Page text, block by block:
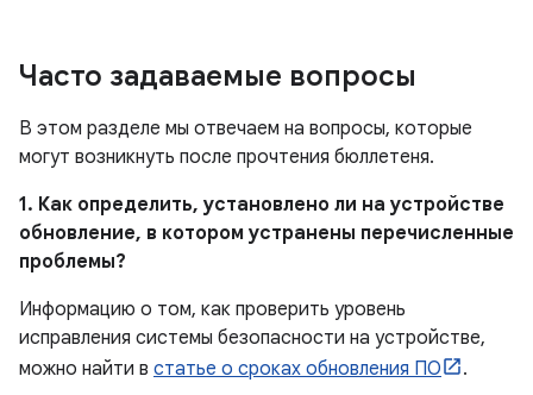
Часто задаваемые вопросы
В этом разделе мы отвечаем на вопросы, которые
могут возникнуть после прочтения бюллетеня.
1. Как определить, установлено ли на устройстве
обновление, в котором устранены перечисленные
проблемы?
Информацию о том, как проверить уровень
исправления системы безопасности на устройстве,
можно найти в статье о сроках обновления ПО
.